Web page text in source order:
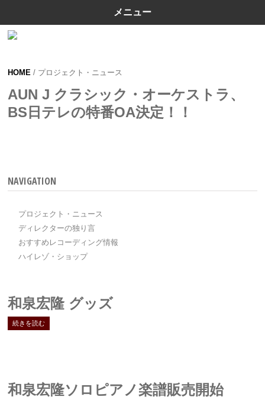
メニュー
HOME / プロジェクト・ニュース
AUN J クラシック・オーケストラ、
BS日テレの特番OA決定！！
NAVIGATION
プロジェクト・ニュース
ディレクターの独り言
おすすめレコーディング情報
ハイレゾ・ショップ
和泉宏隆 グッズ
続きを読む
和泉宏隆ソロピアノ楽譜販売開始